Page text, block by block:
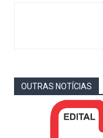
OUTRAS NOTÍCIAS